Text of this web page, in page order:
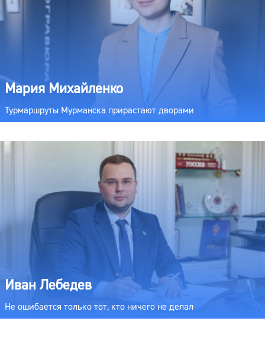
Мария Михайленко
Турмаршруты Мурманска прирастают дворами
Иван Лебедев
Не ошибается только тот, кто ничего не делал